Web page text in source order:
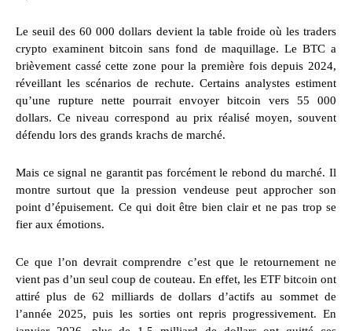
Le seuil des 60 000 dollars devient la table froide où les traders
crypto examinent bitcoin sans fond de maquillage. Le BTC a
brièvement cassé cette zone pour la première fois depuis 2024,
réveillant les scénarios de rechute. Certains analystes estiment
qu’une rupture nette pourrait envoyer bitcoin vers 55 000
dollars. Ce niveau correspond au prix réalisé moyen, souvent
défendu lors des grands krachs de marché.
Mais ce signal ne garantit pas forcément le rebond du marché. Il
montre surtout que la pression vendeuse peut approcher son
point d’épuisement. Ce qui doit être bien clair et ne pas trop se
fier aux émotions.
Ce que l’on devrait comprendre c’est que le retournement ne
vient pas d’un seul coup de couteau. En effet, les ETF bitcoin ont
attiré plus de 62 milliards de dollars d’actifs au sommet de
l’année 2025, puis les sorties ont repris progressivement. En